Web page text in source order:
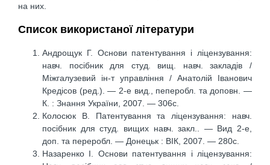
на них.
Список використаної літератури
Андрощук Г. Основи патентування і ліцензування:
навч. посібник для студ. вищ. навч. закладів /
Міжгалузевий ін-т управління / Анатолій Іванович
Кредісов (ред.). — 2-е вид., пеперобл. та доповн. —
К. : Знання України, 2007. — 306с.
Колосюк В. Патентування та ліцензування: навч.
посібник для студ. вищих навч. закл.. — Вид 2-е,
доп. та переробл. — Донецьк : ВІК, 2007. — 280с.
Назаренко І. Основи патентування і ліцензування: